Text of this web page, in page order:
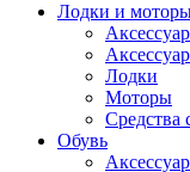
Лодки и
Лодки
Моторы
Средства
Обувь